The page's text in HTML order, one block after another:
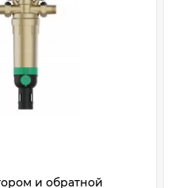
и обратной